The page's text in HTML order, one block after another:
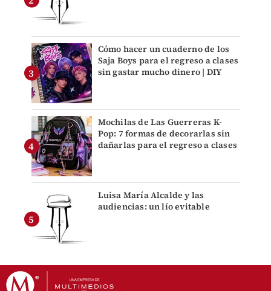
Cómo hacer un cuaderno de los
Saja Boys para el regreso a clases
sin gastar mucho dinero | DIY
Mochilas de Las Guerreras K-
Pop: 7 formas de decorarlas sin
dañarlas para el regreso a clases
Luisa María Alcalde y las
audiencias: un lío evitable